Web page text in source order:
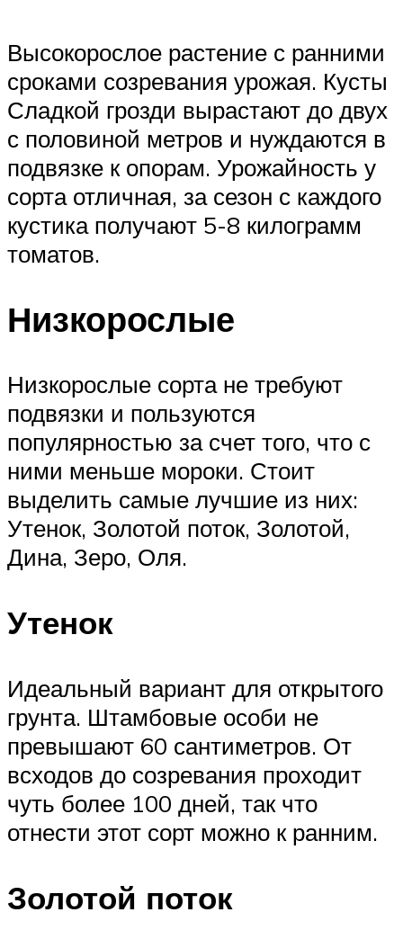
Высокорослое растение с ранними
сроками созревания урожая. Кусты
Сладкой грозди вырастают до двух
с половиной метров и нуждаются в
подвязке к опорам. Урожайность у
сорта отличная, за сезон с каждого
кустика получают 5-8 килограмм
томатов.
Низкорослые
Низкорослые сорта не требуют
подвязки и пользуются
популярностью за счет того, что с
ними меньше мороки. Стоит
выделить самые лучшие из них:
Утенок, Золотой поток, Золотой,
Дина, Зеро, Оля.
Утенок
Идеальный вариант для открытого
грунта. Штамбовые особи не
превышают 60 сантиметров. От
всходов до созревания проходит
чуть более 100 дней, так что
отнести этот сорт можно к ранним.
Золотой поток